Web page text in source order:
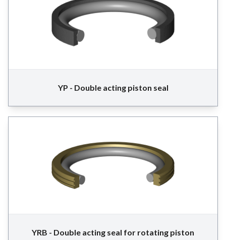
YP - Double acting piston seal
YRB - Double acting seal for rotating piston